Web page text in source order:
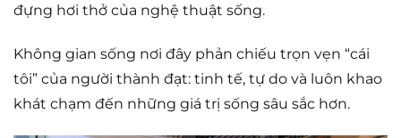
đựng hơi thở của nghệ thuật sống.
Không gian sống nơi đây phản chiếu trọn vẹn “cái
tôi” của người thành đạt: tinh tế, tự do và luôn khao
khát chạm đến những giá trị sống sâu sắc hơn.